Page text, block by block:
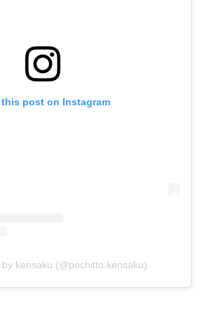
this post on Instagram
kensaku (@pochitto.kensaku)